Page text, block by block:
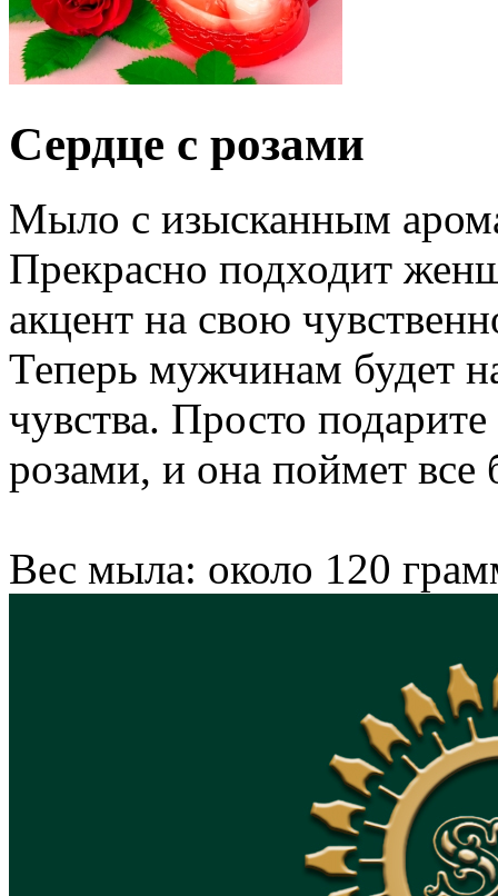
Сердце с розами
Мыло с изысканным
Прекрасно подходит
акцент на свою
Теперь мужчинам будет
чувства. Просто
розами, и она поймет все
Вес мыла: около 120